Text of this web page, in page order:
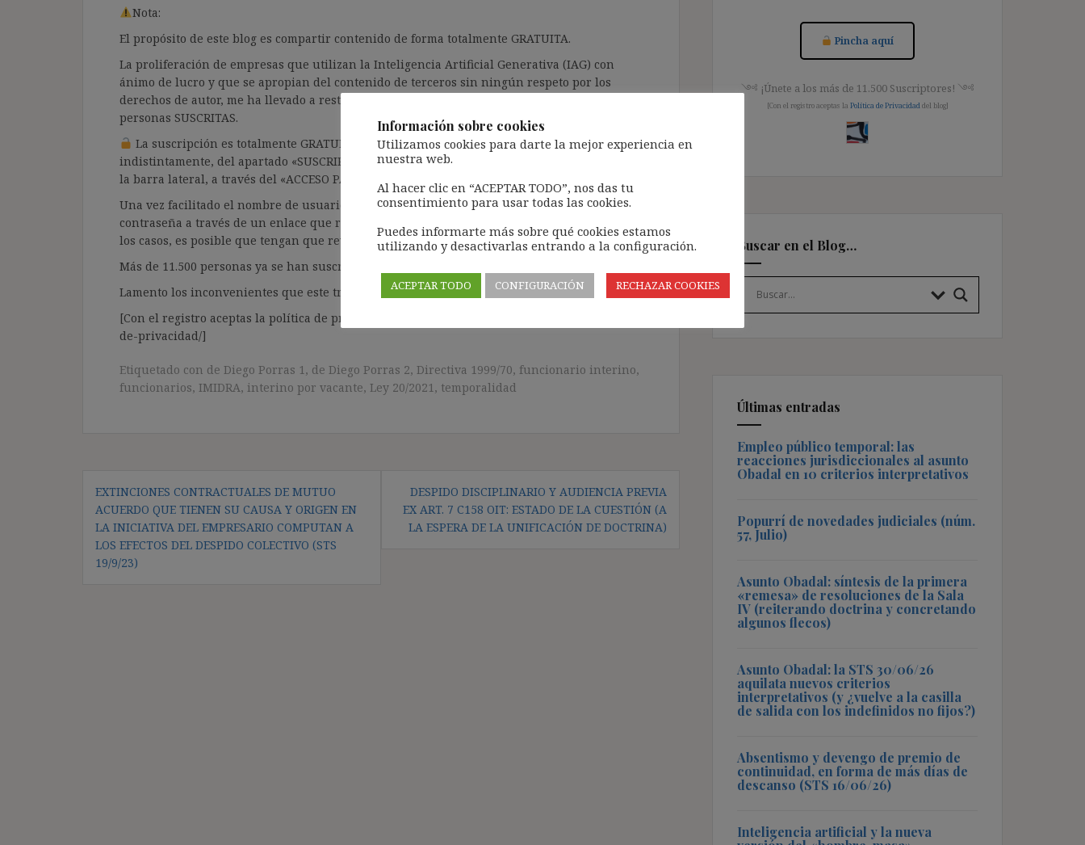
Nota:
El propósito de este blog es compartir contenido de forma totalmente GRATUITA.
La proliferación de empresas que utilizan la Inteligencia Artificial Generativa (IAG) con
ánimo de lucro y que se apropian del contenido de terceros sin ningún respeto por los
derechos de autor, me ha llevado a restringir el contenido del blog únicamente a las
personas SUSCRITAS.
La suscripción es totalmente GRATUITA y tramitarla solo lleva unos segundos a través,
indistintamente, del apartado «SUSCRIPCIÓN» que aparece en la barra de MENÚ; o bien, en
la barra lateral, a través del «ACCESO PARA SUSCRIBIRSE AL BLOG».
Una vez facilitado el nombre de usuario y el correo electrónico, deberán verificar la
contraseña a través de un enlace que recibirán en el correo electrónico registrado (según
los casos, es posible que tengan que revisar la bandeja de «Spam»).
Más de 11.500 personas ya se han suscrito.
Lamento los inconvenientes que este trámite pueda causar.
[Con el registro aceptas la política de privacidad del blog: https://ignasibeltran.com/politica-
de-privacidad/]
Etiquetado con de Diego Porras 1 , de Diego Porras 2, Directiva 1999/70, funcionario interino,
funcionarios, IMIDRA, interino por vacante, Ley 20/2021 , temporalidad
de
entradas
EXTINCIONES CONTRACTUALES DE MUTUO
ACUERDO QUE TIENEN SU CAUSA Y ORIGEN EN
LA INICIATIVA DEL EMPRESARIO COMPUTAN A
LOS EFECTOS DEL DESPIDO COLECTIVO (STS
19/9/23)
DESPIDO DISCIPLINARIO Y AUDIENCIA PREVIA
EX ART. 7 C158 OIT: ESTADO DE LA CUESTIÓN (A
LA ESPERA DE LA UNIFICACIÓN DE DOCTRINA)
Pincha aquí
༺ ¡Únete a los más de 11.500 Suscriptores! ༺
[Con el registro aceptas la Política de Privacidad del blog]
Buscar en el Blog…
Últimas entradas
Empleo público temporal: las
reacciones jurisdiccionales al asunto
Obadal en 10 criterios interpretativos
Popurrí de novedades judiciales (núm.
57, Julio)
Asunto Obadal: síntesis de la primera
«remesa» de resoluciones de la Sala
IV (reiterando doctrina y concretando
algunos flecos)
Asunto Obadal: la STS 30/06/26
aquilata nuevos criterios
interpretativos (y ¿vuelve a la casilla
de salida con los indefinidos no fijos?)
Absentismo y devengo de premio de
continuidad, en forma de más días de
descanso (STS 16/06/26)
Inteligencia artificial y la nueva
Información sobre cookies
Utilizamos cookies para darte la mejor experiencia en
nuestra web.
Al hacer clic en “ACEPTAR TODO”, nos das tu
consentimiento para usar todas las cookies.
Puedes informarte más sobre qué cookies estamos
utilizando y desactivarlas entrando a la configuración.
ACEPTAR TODO CONFIGURACIÓN RECHAZAR COOKIES